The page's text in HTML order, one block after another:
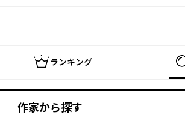
ランキング
作家から探す